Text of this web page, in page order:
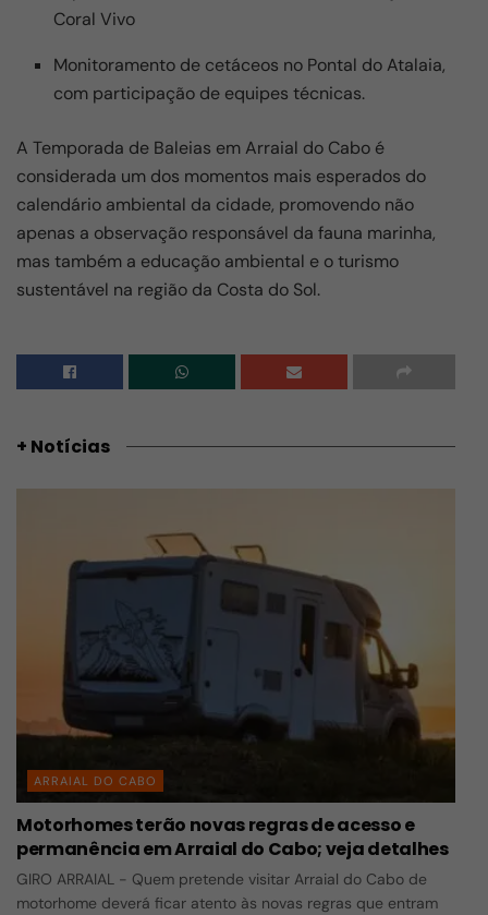
Coral Vivo
Monitoramento de cetáceos no Pontal do Atalaia,
com participação de equipes técnicas.
A Temporada de Baleias em Arraial do Cabo é
considerada um dos momentos mais esperados do
calendário ambiental da cidade, promovendo não
apenas a observação responsável da fauna marinha,
mas também a educação ambiental e o turismo
sustentável na região da Costa do Sol.
+ Notícias
ARRAIAL DO CABO
Motorhomes terão novas regras de acesso e
permanência em Arraial do Cabo; veja detalhes
GIRO ARRAIAL - Quem pretende visitar Arraial do Cabo de
motorhome deverá ficar atento às novas regras que entram